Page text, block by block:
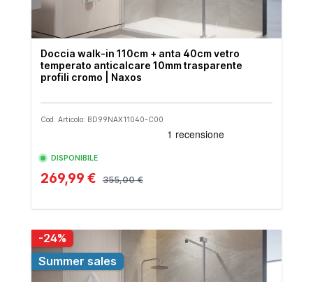
Doccia walk-in 110cm + anta 40cm vetro
temperato anticalcare 10mm trasparente
profili cromo | Naxos
Cod. Articolo: BD99NAX11040-C00
DISPONIBILE
269,99 € 355,00 €
-24%
Summer sales